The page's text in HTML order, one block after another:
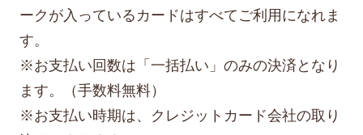
ークが入っているカードはすべてご利用になれま
す。
※お支払い回数は「一括払い」のみの決済となり
ます。（手数料無料）
※お支払い時期は、クレジットカード会社の取り